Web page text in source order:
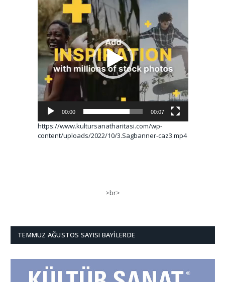
oynatıcı
00:00 00:07
https://www.kultursanatharitasi.com/wp-
content/uploads/2022/10/3.Sagbanner-caz3.mp4
>br>
TEMMUZ AĞUSTOS SAYISI BAYILERDE